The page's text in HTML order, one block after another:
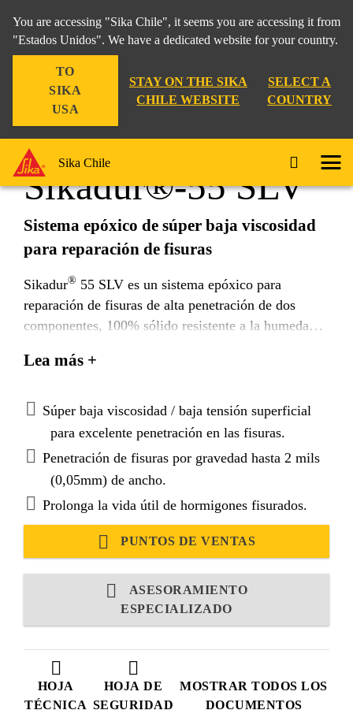
You are accessing "Sika Chile", it seems you are accessing it from
"Estados Unidos". We have a dedicated website for your country.
TO
SIKA
USA
STAY ON THE SIKA
CHILE WEBSITE
SELECT A
COUNTRY
Sika Chile
Construcción Sikadur®-55 SLV
HOJA
TÉCNICA
HOJA DE
SEGURIDAD
MOSTRAR TODOS LOS
DOCUMENTOS
Sikadur®-55 SLV
Sistema epóxico de súper baja viscosidad
para reparación de fisuras
Sikadur® 55 SLV es un sistema epóxico para
reparación de fisuras de alta penetración de dos
componentes, 100% sólido resistente a la humedad.
viscosidad y alta resistencia, formulado
en húmedo. Cumple los requerimientos de las
normas ASTM C-881 y AASHTO M-235.
Lea más +
Súper baja viscosidad / baja tensión superficial
para excelente penetración en las fisuras.
Penetración de fisuras por gravedad hasta 2 mils
(0,05mm) de ancho.
Prolonga la vida útil de hormigones fisurados.
PUNTOS DE VENTAS
ASESORAMIENTO
ESPECIALIZADO